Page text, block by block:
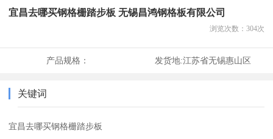
宜昌去哪买钢格栅踏步板 无锡昌鸿钢格板有限公司
浏览次数： 304次
产品规格： 发货地:江苏省无锡惠山区
关键词
宜昌去哪买钢格栅踏步板